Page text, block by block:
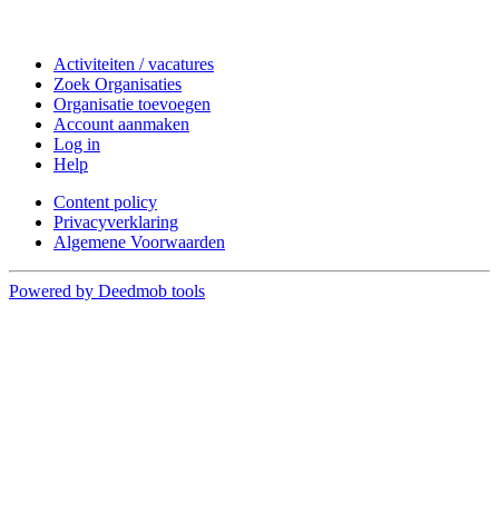
Activiteiten / vacatures
Zoek Organisaties
Organisatie toevoegen
Account aanmaken
Log in
Help
Content policy
Privacyverklaring
Algemene Voorwaarden
Powered by Deedmob tools